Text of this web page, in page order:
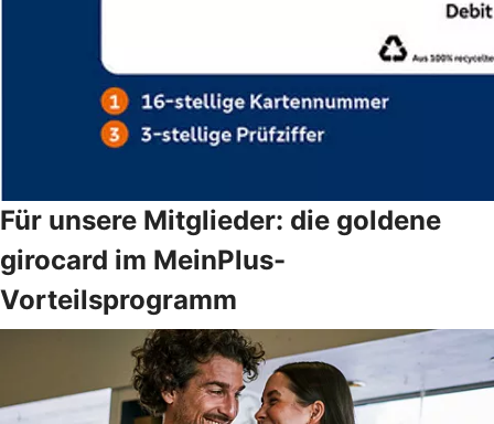
Für unsere Mitglieder: die goldene
girocard im MeinPlus-
Vorteilsprogramm